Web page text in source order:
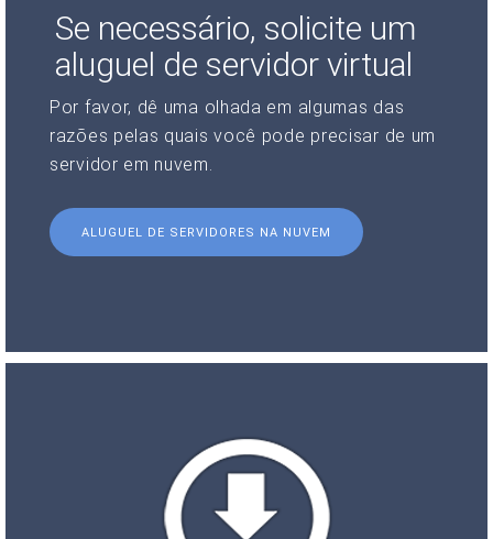
Se necessário, solicite um
aluguel de servidor virtual
Por favor, dê uma olhada em algumas das
razões pelas quais você pode precisar de um
servidor em nuvem.
ALUGUEL DE SERVIDORES NA NUVEM